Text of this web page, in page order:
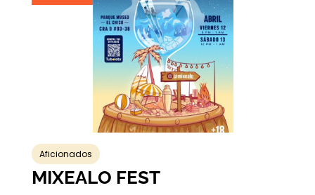
Aficionados
MIXEALO FEST